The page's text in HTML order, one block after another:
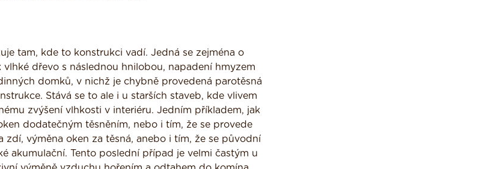
tam, kde to konstrukci vadí. Jedná se zejména o
dřevo s následnou hnilobou, napadení hmyzem
domků, v nichž je chybně provedená parotěsná
Stává se to ale i u starších staveb, kde vlivem
zvýšení vlhkosti v interiéru. Jedním příkladem, jak
dodatečným těsněním, nebo i tím, že se provede
výměna oken za těsná, anebo i tím, že se původní
akumulační. Tento poslední případ je velmi častým u